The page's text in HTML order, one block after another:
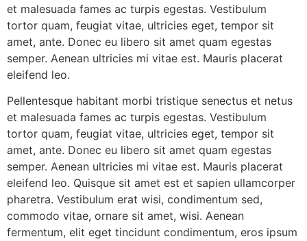
et malesuada fames ac turpis egestas. Vestibulum
tortor quam, feugiat vitae, ultricies eget, tempor sit
amet, ante. Donec eu libero sit amet quam egestas
semper. Aenean ultricies mi vitae est. Mauris placerat
eleifend leo.
Pellentesque habitant morbi tristique senectus et netus
et malesuada fames ac turpis egestas. Vestibulum
tortor quam, feugiat vitae, ultricies eget, tempor sit
amet, ante. Donec eu libero sit amet quam egestas
semper. Aenean ultricies mi vitae est. Mauris placerat
eleifend leo. Quisque sit amet est et sapien ullamcorper
pharetra. Vestibulum erat wisi, condimentum sed,
commodo vitae, ornare sit amet, wisi. Aenean
fermentum, elit eget tincidunt condimentum, eros ipsum